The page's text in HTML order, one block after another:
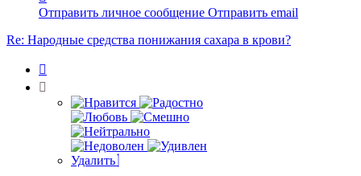
информация
пользователя
2008inna
Отправить личное сообщение Отправить email
Re: Народные средства понижания сахара в крови?
Удалить